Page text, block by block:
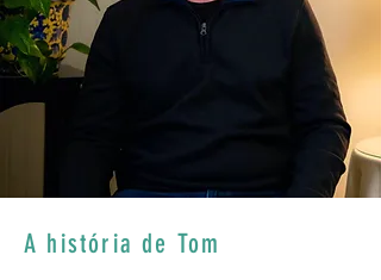
A história de Tom